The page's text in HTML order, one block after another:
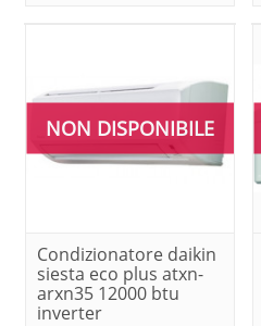
NON DISPONIBILE
Condizionatore daikin
siesta eco plus atxn-
arxn35 12000 btu
inverter